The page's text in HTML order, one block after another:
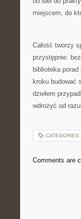
miejscem, do
Całość tworzy
przystępnie:
biblioteka
kroku budować
dziełem
wdrożyć od
CATEGORIES:
Comments are